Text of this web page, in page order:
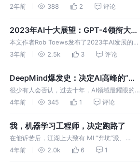
续保持下去，并且出现更多数量级，这最终可能
来自于一系列神话和误解。
2年前 388 2 评论
2023年AI十大展望：GPT-4领衔大模
型变革，谷歌拉响警报，训练数据告急
本文作者Rob Toews发布了2023年AI发展的十
大预测，整体来看，大部分预测都离不开“大模
3年前 2.5k 3 评论
DeepMind爆发史：决定AI高峰的“游
戏玩家”｜深度学习崛起十年
很少有人会否认，过去十年，AI领域最耀眼的明
星组织当属DeepMind，没有之一。 那个震动
手AlphaG击败了世界围棋冠军李世石的那一
4年前 345 1 评论
我，机器学习工程师，决定跑路了
在他诉苦后，江湖上大致有 ML“弃坑”派、
MLOps“真香”派和技多不压身派给出了观点，有
4年前 2.0k 6 1